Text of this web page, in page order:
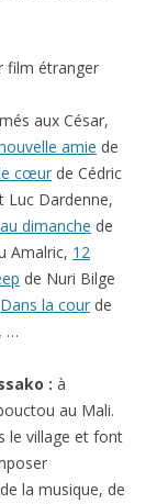
film étranger
aux César,
amie de
cœur de Cédric
Luc Dardenne,
dimanche de
Amalric, 12
de Nuri Bilge
Dans la cour de
…
: à
au Mali.
le village et font
la musique, de